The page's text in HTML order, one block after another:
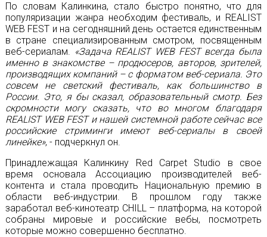
По словам Калинкина, стало быстро понятно, что для
популяризации жанра необходим фестиваль, и REALIST
WEB FEST и на сегодняшний день остается единственным
в стране специализированным смотром, посвященным
веб-сериалам. «Задача REALIST WEB FEST всегда была
именно в знакомстве – продюсеров, авторов, зрителей,
производящих компаний – с форматом веб-сериала. Это
совсем не светский фестиваль, как большинство в
России. Это, я бы сказал, образовательный смотр. Без
скромности могу сказать, что во многом благодаря
REALIST WEB FEST и нашей системной работе сейчас все
российские стриминги имеют веб-сериалы в своей
линейке», - подчеркнул он.
Принадлежащая Калинкину Red Carpet Studio в свое
время основала Ассоциацию производителей веб-
контента и стала проводить Национальную премию в
области веб-индустрии. В прошлом году также
заработал веб-кинотеатр CHILL – платформа, на которой
собраны мировые и российские вебы, посмотреть
которые можно совершенно бесплатно.